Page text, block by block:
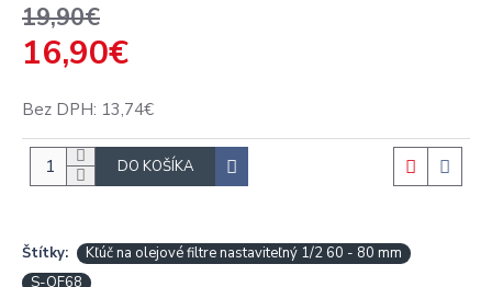
16,90€
19,90€
Bez DPH: 13,74€
DO KOŠÍKA
Štítky:
Kľúč na olejové filtre nastaviteľný 1/2 60 - 80 mm
S-OF68